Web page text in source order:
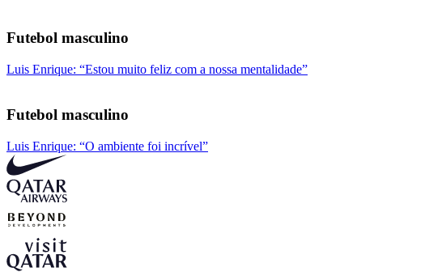
Futebol masculino
Luis Enrique: “Estou muito feliz com a nossa mentalidade”
Futebol masculino
Luis Enrique: “O ambiente foi incrível”